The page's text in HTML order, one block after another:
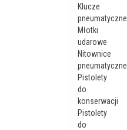
Klucze
pneumatyczne
Młotki
udarowe
Nitownice
pneumatyczne
Pistolety
do
konserwacji
Pistolety
do